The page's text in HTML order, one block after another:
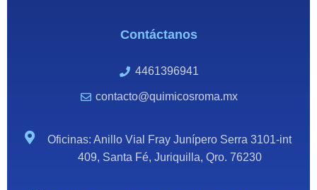
Contáctanos
4461396941
contacto@quimicosroma.mx
Oficinas: Anillo Vial Fray Junípero Serra 3101-int
409, Santa Fé, Juriquilla, Qro. 76230